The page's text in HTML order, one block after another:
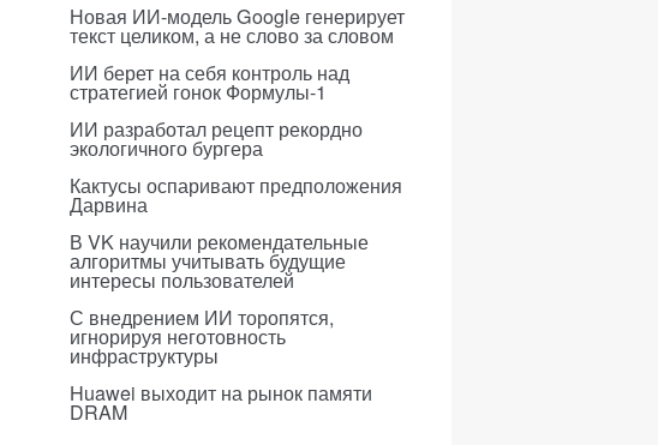
Новая ИИ-модель Google генерирует
текст целиком, а не слово за словом
ИИ берет на себя контроль над
стратегией гонок Формулы-1
ИИ разработал рецепт рекордно
экологичного бургера
Кактусы оспаривают предположения
Дарвина
В VK научили рекомендательные
алгоритмы учитывать будущие
интересы пользователей
С внедрением ИИ торопятся,
игнорируя неготовность
инфраструктуры
Huawei выходит на рынок памяти
DRAM